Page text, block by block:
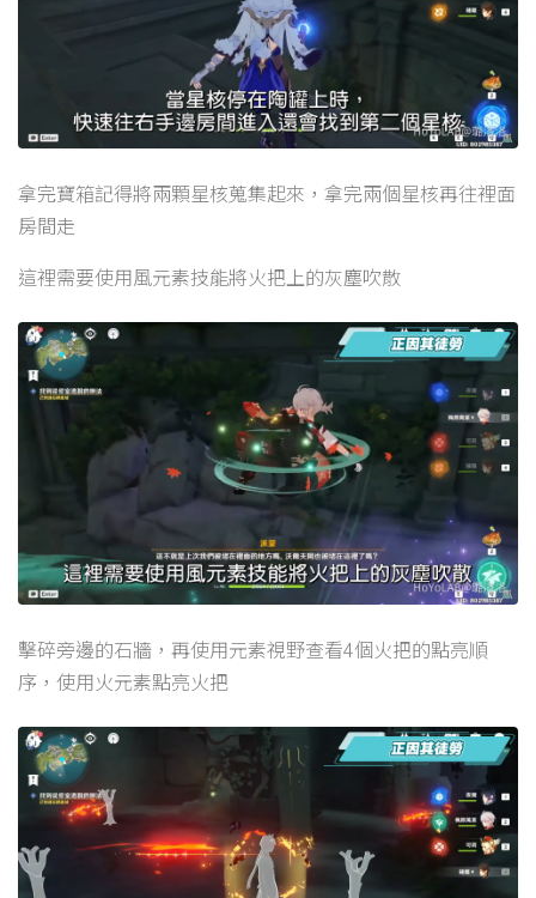
拿完寶箱記得將兩顆星核蒐集起來，拿完兩個星核再往裡面
房間走
這裡需要使用風元素技能將火把上的灰塵吹散
擊碎旁邊的石牆，再使用元素視野查看4個火把的點亮順
序，使用火元素點亮火把